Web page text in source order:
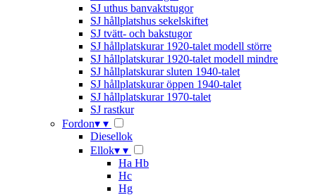
SJ uthus banvaktstugor
SJ hållplatshus sekelskiftet
SJ tvätt- och bakstugor
SJ hållplatskurar 1920-talet modell större
SJ hållplatskurar 1920-talet modell mindre
SJ hållplatskurar sluten 1940-talet
SJ hållplatskurar öppen 1940-talet
SJ hållplatskurar 1970-talet
SJ rastkur
Fordon▾ ▾
Diesellok
Ellok▾ ▾
Ha Hb
Hc
Hg